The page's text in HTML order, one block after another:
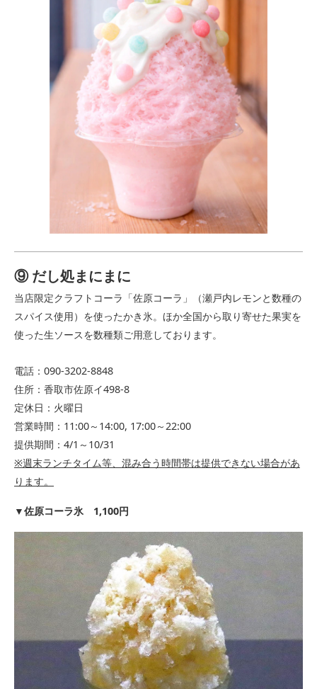
⑨ だし処まにまに
当店限定クラフトコーラ「佐原コーラ」（瀬戸内レモンと数種の
スパイス使用）を使ったかき氷。ほか全国から取り寄せた果実を
使った生ソースを数種類ご用意しております。
電話：090-3202-8848
住所：香取市佐原イ498-8
定休日：火曜日
営業時間：11:00～14:00, 17:00～22:00
提供期間：4/1～10/31
※週末ランチタイム等、混み合う時間帯は提供できない場合があ
ります。
▼佐原コーラ氷 1,100円